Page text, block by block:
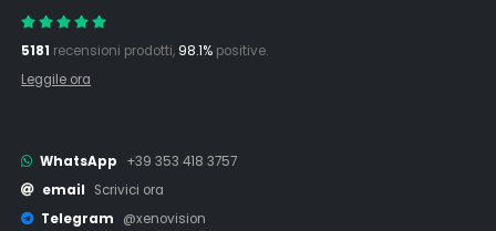
5181 recensioni prodotti, 98.1% positive.
Leggile ora
WhatsApp
+39 353 418 3757
email
Scrivici ora
Telegram
@xenovision